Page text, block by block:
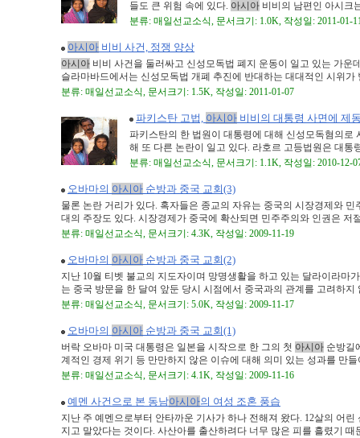
들도 큰 위험 속에 있다. 아시아 비비의 남편인 아시크
분류: 매일선교소식, 문서크기: 1.0K, 작성일: 2011-01-
아시아 비비 사건, 정쟁 양상
아시아 비비 사건을 둘러싸고 신성모독법 폐지 운동이 일고 있는 가운
슬라마바드에서는 신성모독법 개폐 추진에 반대하는 대대적인 시위가
분류: 매일선교소식, 문서크기: 1.5K, 작성일: 2011-01-07
파키스탄 고법, 아시아 비비의 대통령 사면에 제
파키스탄의 한 법원이 대통령에 대해 신성모독혐의로
해 또 다른 논란이 일고 있다. 라호르 고등법원은 대통
분류: 매일선교소식, 문서크기: 1.1K, 작성일: 2010-12-
오바마의 아시아 순방과 중국 교회(3)
물론 논란 거리가 있다. 혹자들은 종교의 자유는 중국의 시장경제와
대의 주장도 있다. 시장경제가 중국에 확산되면 민주주의와 인권은 저
분류: 매일선교소식, 문서크기: 4.3K, 작성일: 2009-11-19
오바마의 아시아 순방과 중국 교회(2)
지난 10월 티벳 불교의 지도자이며 망명생활을 하고 있는 달라이라마
는 중국 방문을 한 달여 앞둔 당시 시점에서 중국과의 관계를 고려하지
분류: 매일선교소식, 문서크기: 5.0K, 작성일: 2009-11-17
오바마의 아시아 순방과 중국 교회(1)
버락 오바마 미국 대통령은 일본을 시작으로 한 그의 첫 아시아 순방길
계적인 경제 위기 등 만만하지 않은 이슈에 대해 의미 있는 성과를 만들
분류: 매일선교소식, 문서크기: 4.1K, 작성일: 2009-11-16
예멘 사건으로 본 동남아시아의 여성 조혼 풍습
지난 주 예멘으로부터 안타까운 기사가 하나 전해져 왔다. 12살의 어
지고 말았다는 것이다. 사산아를 출산하려다 너무 많은 피를 흘렸기 때